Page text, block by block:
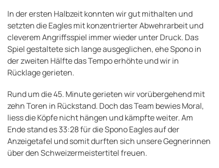
In der ersten Halbzeit konnten wir gut mithalten und
setzten die Eagles mit konzentrierter Abwehrarbeit und
cleverem Angriffsspiel immer wieder unter Druck. Das
Spiel gestaltete sich lange ausgeglichen, ehe Spono in
der zweiten Hälfte das Tempo erhöhte und wir in
Rücklage gerieten.
Rund um die 45. Minute gerieten wir vorübergehend mit
zehn Toren in Rückstand. Doch das Team bewies Moral,
liess die Köpfe nicht hängen und kämpfte weiter. Am
Ende stand es 33:28 für die Spono Eagles auf der
Anzeigetafel und somit durften sich unsere Gegnerinnen
über den Schweizermeistertitel freuen.